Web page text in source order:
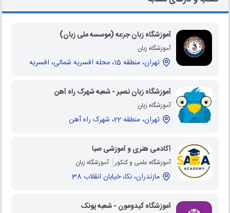
آموزشگاه زبان جرعه (موسسه ملی زبان)
آموزشگاه زبان
تهران، منطقه 15، محله افسریه شمالی، افسریه
آموزشگاه زبان نصیر - شعبه شهرک راه آهن
آموزشگاه زبان
تهران، منطقه 22، شهرک راه آهن
آکادمی هنری و آموزشی صبا
آموزشگاه علمی و کنکور آموزشگاه زبان
مازندران، نکا، خیابان انقلاب 38
آموزشگاه کیدومون - شعبه پونک